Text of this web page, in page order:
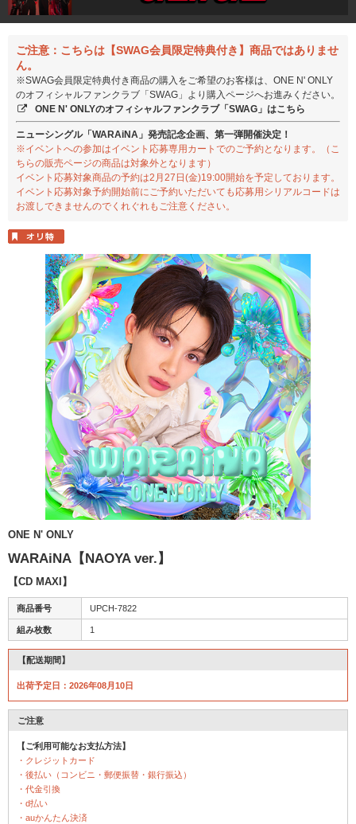
ご注意：こちらは【SWAG会員限定特典付き】商品ではありませ
ん。
※SWAG会員限定特典付き商品の購入をご希望のお客様は、ONE N' ONLY
のオフィシャルファンクラブ「SWAG」より購入ページへお進みください。
ONE N' ONLYのオフィシャルファンクラブ「SWAG」はこちら
ニューシングル「WARAiNA」発売記念企画、第一弾開催決定！
※イベントへの参加はイベント応募専用カートでのご予約となります。（こ
ちらの販売ページの商品は対象外となります）
イベント応募対象商品の予約は2月27日(金)19:00開始を予定しております。
イベント応募対象予約開始前にご予約いただいても応募用シリアルコードは
お渡しできませんのでくれぐれもご注意ください。
ONE N' ONLY
WARAiNA【NAOYA ver.】
【CD MAXI】
商品番号 UPCH-7822
組み枚数 1
【配送期間】
出荷予定日：2026年08月10日
ご注意
【ご利用可能なお支払方法】
・クレジットカード
・後払い（コンビニ・郵便振替・銀行振込）
・代金引換
・d払い
・auかんたん決済